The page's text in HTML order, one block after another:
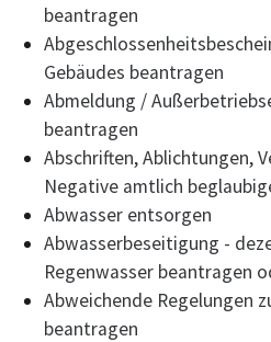
beantragen
Gebäudes beantragen
Abmeldung /
beantragen
Abschriften, Ablichtungen,
Negative amtlich
Abwasser entsorgen
Abwasserbeseitigung -
Regenwasser beantragen
Abweichende Regelungen
beantragen